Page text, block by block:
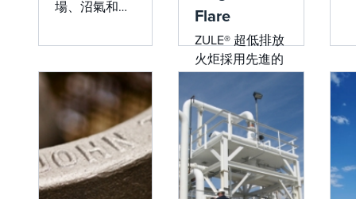
場、沼氣和
方案。旨在提
可靠性、卓越
的性能和無縫
集成，即使在
最苛刻的應用
中也是如此。
&nbsp;
Flare
ZULE® 超低排放
火炬採用先進的
燃燒技術，可實
現超低 NOx 排
放，確保垃圾填
埋場和沼氣應用
的環境合規性。